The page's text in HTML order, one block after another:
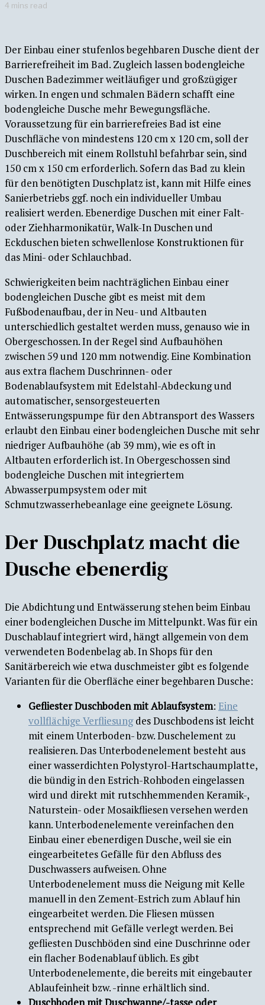
4 mins read
Der Einbau einer stufenlos begehbaren Dusche dient der
Barrierefreiheit im Bad. Zugleich lassen bodengleiche
Duschen Badezimmer weitläufiger und großzügiger
wirken. In engen und schmalen Bädern schafft eine
bodengleiche Dusche mehr Bewegungsfläche.
Voraussetzung für ein barrierefreies Bad ist eine
Duschfläche von mindestens 120 cm x 120 cm, soll der
Duschbereich mit einem Rollstuhl befahrbar sein, sind
150 cm x 150 cm erforderlich. Sofern das Bad zu klein
für den benötigten Duschplatz ist, kann mit Hilfe eines
Sanierbetriebs ggf. noch ein individueller Umbau
realisiert werden. Ebenerdige Duschen mit einer Falt-
oder Ziehharmonikatür, Walk-In Duschen und
Eckduschen bieten schwellenlose Konstruktionen für
das Mini- oder Schlauchbad.
Schwierigkeiten beim nachträglichen Einbau einer
bodengleichen Dusche gibt es meist mit dem
Fußbodenaufbau, der in Neu- und Altbauten
unterschiedlich gestaltet werden muss, genauso wie in
Obergeschossen. In der Regel sind Aufbauhöhen
zwischen 59 und 120 mm notwendig. Eine Kombination
aus extra flachem Duschrinnen- oder
Bodenablaufsystem mit Edelstahl-Abdeckung und
automatischer, sensorgesteuerten
Entwässerungspumpe für den Abtransport des Wassers
erlaubt den Einbau einer bodengleichen Dusche mit sehr
niedriger Aufbauhöhe (ab 39 mm), wie es oft in
Altbauten erforderlich ist. In Obergeschossen sind
bodengleiche Duschen mit integriertem
Abwasserpumpsystem oder mit
Schmutzwasserhebeanlage eine geeignete Lösung.
Der Duschplatz macht die
Dusche ebenerdig
Die Abdichtung und Entwässerung stehen beim Einbau
einer bodengleichen Dusche im Mittelpunkt. Was für ein
Duschablauf integriert wird, hängt allgemein von dem
verwendeten Bodenbelag ab. In Shops für den
Sanitärbereichwie etwa duschmeister gibt es folgende
Varianten für die Oberfläche einer begehbaren Dusche:
Gefliester Duschboden mit Ablaufsystem: Eine
vollflächige Verfliesungdes Duschbodens ist leicht
mit einem Unterboden- bzw. Duschelement zu
realisieren. Das Unterbodenelement besteht aus
einer wasserdichten Polystyrol-Hartschaumplatte,
die bündig in den Estrich-Rohboden eingelassen
wird und direkt mit rutschhemmenden Keramik-,
Naturstein- oder Mosaikfliesen versehen werden
kann. Unterbodenelemente vereinfachen den
Einbau einer ebenerdigen Dusche, weil sie ein
eingearbeitetes Gefälle für den Abfluss des
Duschwassers aufweisen. Ohne
Unterbodenelement muss die Neigung mit Kelle
manuell in den Zement-Estrich zum Ablauf hin
eingearbeitet werden. Die Fliesen müssen
entsprechend mit Gefälle verlegt werden. Bei
gefliesten Duschböden sind eine Duschrinne oder
ein flacher Bodenablauf üblich. Es gibt
Unterbodenelemente, die bereits mit eingebauter
Ablaufeinheit bzw. -rinne erhältlich sind.